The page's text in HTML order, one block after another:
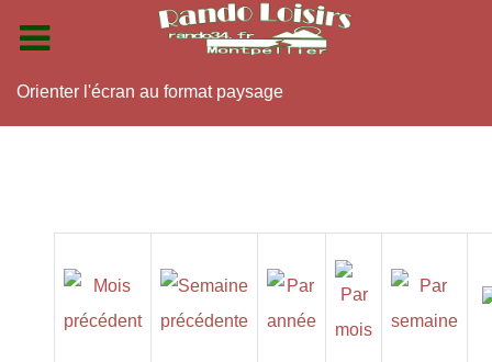
Orienter l'écran au format paysage